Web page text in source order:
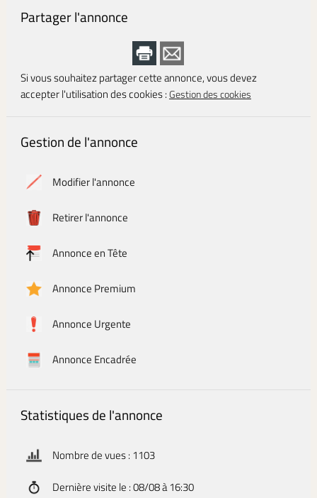
Partager l'annonce
Si vous souhaitez partager cette annonce, vous devez
accepter l'utilisation des cookies :Gestion des cookies
Gestion de l'annonce
Modifier l'annonce
Retirer l'annonce
Annonce en Tête
Annonce Premium
Annonce Urgente
Annonce Encadrée
Statistiques de l'annonce
Nombre de vues : 1103
Dernière visite le : 08/08 à 16:30